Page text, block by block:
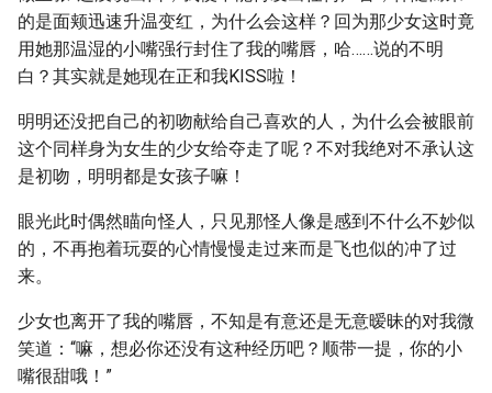
的是面颊迅速升温变红，为什么会这样？回为那少女这时竟
用她那温湿的小嘴强行封住了我的嘴唇，哈……说的不明
白？其实就是她现在正和我KISS啦！
明明还没把自己的初吻献给自己喜欢的人，为什么会被眼前
这个同样身为女生的少女给夺走了呢？不对我绝对不承认这
是初吻，明明都是女孩子嘛！
眼光此时偶然瞄向怪人，只见那怪人像是感到不什么不妙似
的，不再抱着玩耍的心情慢慢走过来而是飞也似的冲了过
来。
少女也离开了我的嘴唇，不知是有意还是无意暧昧的对我微
笑道：“嘛，想必你还没有这种经历吧？顺带一提，你的小
嘴很甜哦！”